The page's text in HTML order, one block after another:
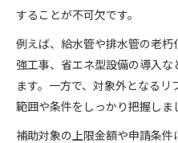
することが不可欠です。
例えば、給水管や排水管の老
強工事、省エネ型設備の導入な
ます。一方で、対象外となる
範囲や条件をしっかり把握しま
補助対象の上限金額や申請条